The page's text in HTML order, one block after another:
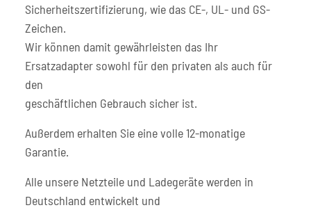
Sicherheitszertifizierung, wie das CE-, UL- und GS-
Zeichen.
Wir können damit gewährleisten das Ihr
Ersatzadapter sowohl für den privaten als auch für
den
geschäftlichen Gebrauch sicher ist.
Außerdem erhalten Sie eine volle 12-monatige
Garantie.
Alle unsere Netzteile und Ladegeräte werden in
Deutschland entwickelt und